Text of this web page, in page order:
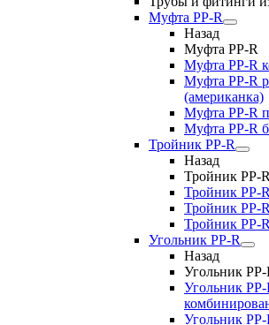
Муфта PP-R
Назад
Муфта PP-R
Муфта РР-R
Муфта РР-R
(американка)
Муфта РР-R
Муфта РР-R
Тройник PP-R
Назад
Тройник PP-R
Тройник РР-
Тройник РР-
Тройник РР-
Угольник PP-R
Назад
Угольник PP-
Угольник РР-
Угольник РР-